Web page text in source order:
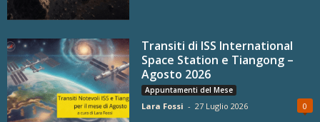
Transiti di ISS International
Space Station e Tiangong –
Agosto 2026
Appuntamenti del Mese
Lara Fossi - 27 Luglio 2026 0